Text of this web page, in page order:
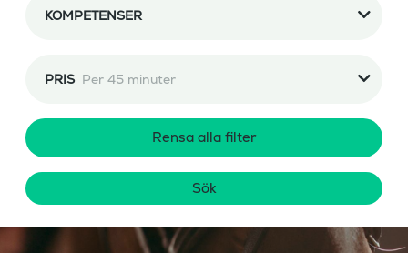
KOMPETENSER
PRIS Per 45 minuter
Rensa alla filter
Sök